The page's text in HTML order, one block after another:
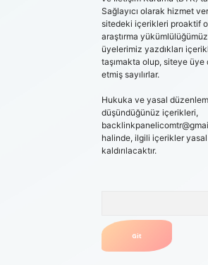
Sağlayıcı olarak hizmet
sitedeki içerikleri proaktif
araştırma
üyelerimiz yazdıkları
taşımakta olup, siteye
etmiş sayılırlar.
Hukuka ve yasal
düşündüğünüz içerikleri,
halinde, ilgili içerikler
kaldırılacaktır.